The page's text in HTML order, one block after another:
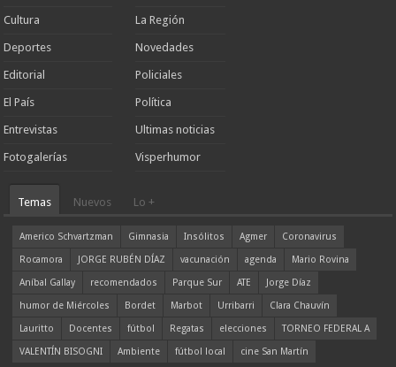
Cultura
Deportes
Editorial
El País
Entrevistas
Fotogalerías
La Región
Novedades
Policiales
Política
Ultimas noticias
Visperhumor
Temas Nuevos Lo +
Americo Schvartzman Gimnasia Insólitos Agmer
Coronavirus
Rocamora
JORGE RUBÉN DÍAZ vacunación agenda
Mario Rovina
Aníbal Gallay
recomendados Parque Sur ATE
Jorge Díaz
humor de Miércoles
Bordet Marbot Urribarri
Clara Chauvín
Lauritto
Docentes fútbol Regatas elecciones
TORNEO FEDERAL A
VALENTÍN BISOGNI
Ambiente fútbol local cine San Martín